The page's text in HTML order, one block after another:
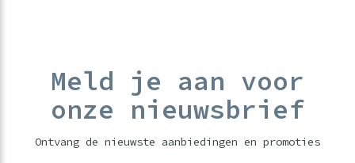
Meld je aan voor
onze nieuwsbrief
Ontvang de nieuwste aanbiedingen en promoties